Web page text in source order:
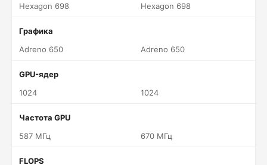
Hexagon 698
Hexagon 698
Графика
Adreno 650
Adreno 650
GPU-ядер
1024
1024
Частота GPU
587 МГц
670 МГц
FLOPS